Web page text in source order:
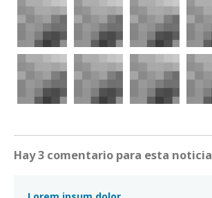
Hay 3 comentario para esta noticia